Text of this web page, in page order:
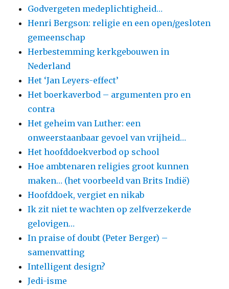
Godvergeten medeplichtigheid…
Henri Bergson: religie en een open/gesloten
gemeenschap
Herbestemming kerkgebouwen in
Nederland
Het ‘Jan Leyers-effect’
Het boerkaverbod – argumenten pro en
contra
Het geheim van Luther: een
onweerstaanbaar gevoel van vrijheid…
Het hoofddoekverbod op school
Hoe ambtenaren religies groot kunnen
maken… (het voorbeeld van Brits Indië)
Hoofddoek, vergiet en nikab
Ik zit niet te wachten op zelfverzekerde
gelovigen…
In praise of doubt (Peter Berger) –
samenvatting
Intelligent design?
Jedi-isme